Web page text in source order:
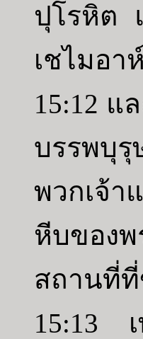
ปุโรหิต
เชไมอา
15:12 แ
บรรพบุรุ
พวกเจ้า
หีบของพ
สถานที่ที่
15:13 เ